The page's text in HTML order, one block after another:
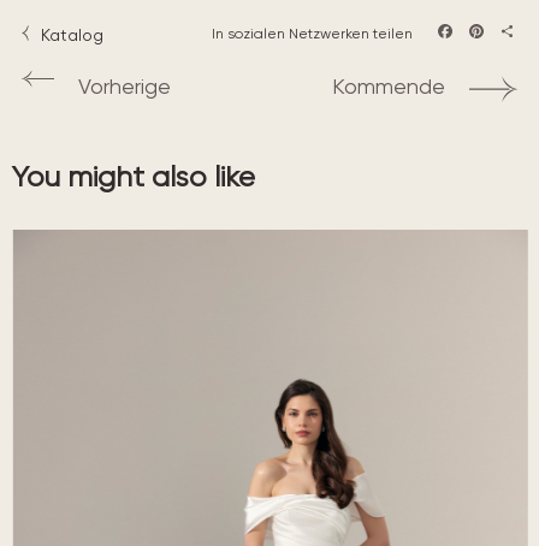
Katalog In sozialen Netzwerken teilen
Vorherige Kommende
You might also like